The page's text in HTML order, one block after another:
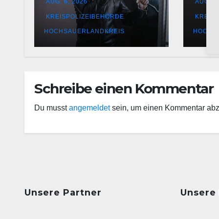
in Alt-Arnsberg:
Polizei sucht
Zeugen
AUG. 6, 2026
KREISPOLIZEIBEHÖRDE
HOCHSAUERLANDKREIS
AUG.
Schreibe einen Kommentar
Du musstangemeldetsein, um einen Kommentar
Unsere Partner